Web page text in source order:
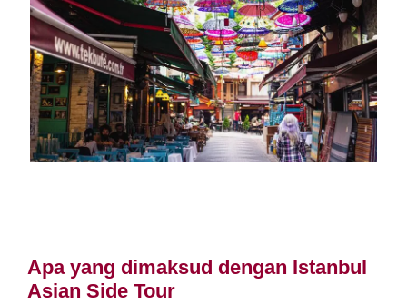
Apa yang dimaksud dengan Istanbul
Asian Side Tour